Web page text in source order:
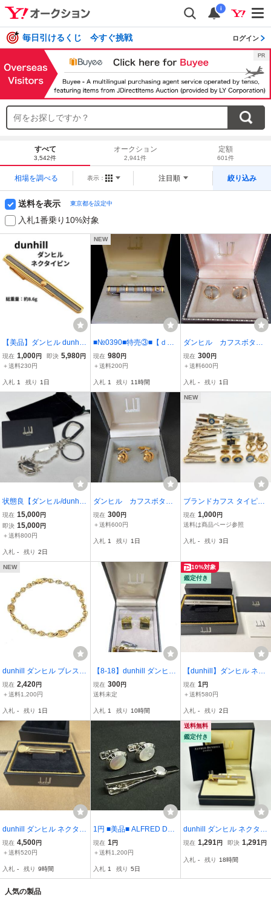
i
毎日引けるくじ 今すぐ挑戦 ログイン
すべて
3,542件
オークション
2,941件
定額
601件
相場を調べる 表示： 注目順 絞り込み
送料を表示 東京都を設定中
入札1番乗り10%対象
【美品】ダンヒル dunhill
ネクタイピン ゴールド×
シルバー コンビ
現在 1,000円 即決 5,980円
＋送料230円
入札 1 残り 1日
NEW
■№0390■特売③■【ｄun
hill】ダンヒル ■タイピ
ン・ネクタイ ピン♪258
現在 980円
＋送料200円
入札 1 残り 11時間
ダンヒル カフスボタ
ン ①
現在 300円
＋送料600円
入札 - 残り 1日
状態良【ダンヒル/dunhill
本物】キーリング/カニモ
チーフ/SV925/シルバー
【A830M
現在 15,000円
即決 15,000円
＋送料800円
入札 - 残り 2日
ダンヒル カフスボタ
ン ②
現在 300円
＋送料600円
入札 1 残り 1日
NEW
ブランドカフス タイピン
大量まとめ売り ダンヒル
ウエッジウッド バーバリ
他 アクセサリー 3P20260
現在 1,000円
送料は商品ページ参照
入札 - 残り 3日
NEW
dunhill ダンヒル ブレスレ
ット アクセサリー レディ
ース メンズ ゴールド系 D
現在 2,420円
＋送料1,200円
入札 - 残り 1日
【8-18】dunhill ダンヒ
ル ゴールド＆シルバー
カラー ネクタイピン
ト メンズ 紳士 アク
セサリー 自宅保管品
現在 300円
送料未定
入札 1 残り 10時間
10%対象
鑑定付き
【dunhill】ダンヒル ネク
タイピン タイバー シルバ
ーカラー 箱・ギャランテ
ス
現在 1 円
＋送料580円
入札 - 残り 2日
dunhill ダンヒル ネクタイ
ピン ゴールドカラー dロ
ゴ 専用ケース付き
現在 4,500円
＋送料520円
入札 - 残り 9時間
1円 ■美品■ ALFRED DU
NHILL アルフレッドダン
ヒル SV925 白蝶貝 シェ
アクセサリー 2点セット
現在 1円
＋送料1,200円
入札 1 残り 5日
送料無料
鑑定付き
dunhill ダンヒル ネクタイ
ピン ゴールド シルバー D
現在 1,291円 即決 1,291円
入札 - 残り 18時間
人気の製品